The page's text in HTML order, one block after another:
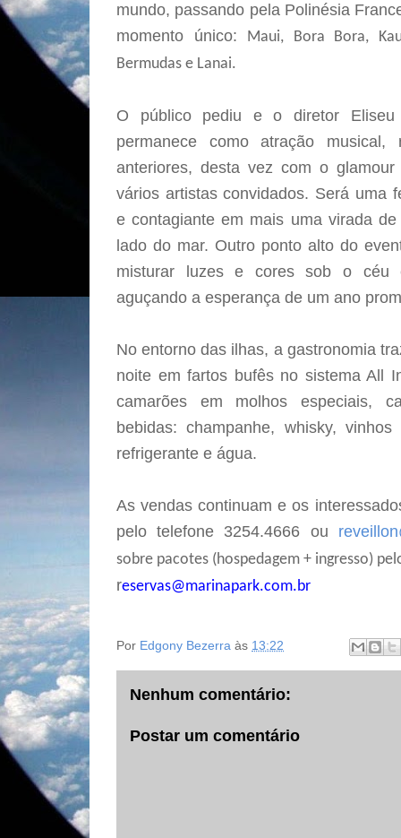
mundo, passando pela Polinésia
momento único: Maui, Bora Bora,
Bermudas e Lanai.
O público pediu e o diretor Eliseu
permanece como atração
anteriores, desta vez com o
vários artistas convidados. Será uma
e contagiante em mais uma virada
lado do mar. Outro ponto alto do
misturar luzes e cores sob o céu
aguçando a esperança de um ano
No entorno das ilhas, a gastronomia
noite em fartos bufês no sistema All
camarões em molhos especiais,
bebidas: champanhe, whisky,
refrigerante e água.
As vendas continuam e os
pelo telefone 3254.4666 ou
sobre pacotes (hospedagem + ingresso)
reservas@marinapark.com.br
Por Edgony Bezerra às 13:22
Nenhum comentário:
Postar um comentário